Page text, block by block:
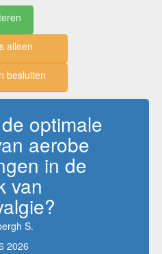
alleen
besluiten
optimale
aerobe
in de
van
S.
2026